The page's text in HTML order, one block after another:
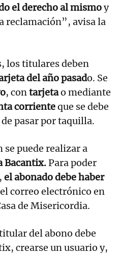
el derecho al mismoy
reclamación”, avisa la
los titulares deben
del año pasado. Se
, contarjetao mediante
corrienteque se debe
pasar por taquilla.
puede realizar a
Bacantix.Para poder
el abonado debe haber
correo electrónico en
de Misericordia.
del abono debe
crearse un usuario y,